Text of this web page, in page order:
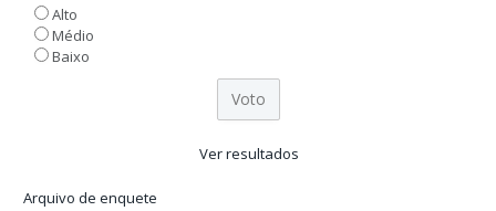
Alto
Médio
Baixo
Ver resultados
Arquivo de enquete